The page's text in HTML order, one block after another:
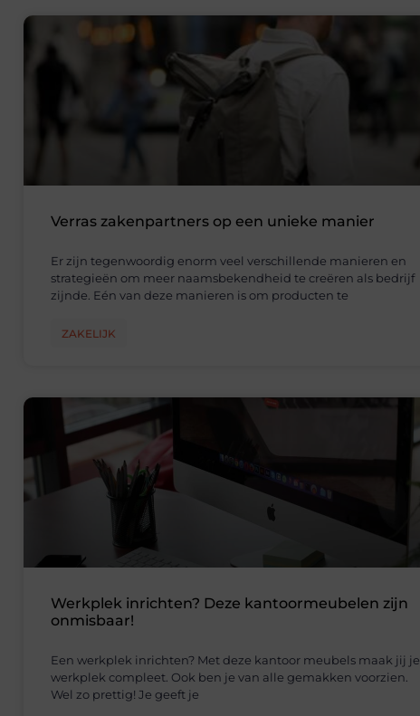
Verras zakenpartners op een unieke manier
Er zijn tegenwoordig enorm veel verschillende manieren en
strategieën om meer naamsbekendheid te creëren als bedrijf
zijnde. Eén van deze manieren is om producten te
ZAKELIJK
Werkplek inrichten? Deze kantoormeubelen zijn
onmisbaar!
Een werkplek inrichten? Met deze kantoor meubels maak jij je
werkplek compleet. Ook ben je van alle gemakken voorzien.
Wel zo prettig! Je geeft je